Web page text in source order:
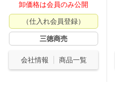
卸価格は会員のみ公開
（仕入れ会員登録）
三徳商売
会社情報 商品一覧